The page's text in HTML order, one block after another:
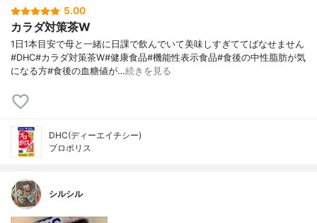
5.00
カラダ対策茶W
1日1本目安で母と一緒に日課で飲んでいて美味しすぎててばなせません
#DHC#カラダ対策茶W#健康食品#機能性表示食品#食後の中性脂肪が気
になる方#食後の血糖値が…続きを見る
DHC(ディーエイチシー)
プロポリス
シルシル